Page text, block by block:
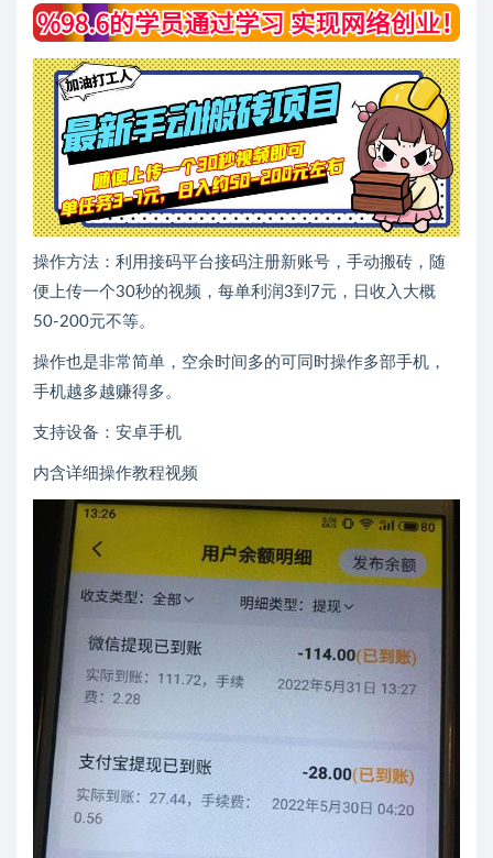
操作方法：利用接码平台接码注册新账号，手动搬砖，随
便上传一个30秒的视频，每单利润3到7元，日收入大概
50-200元不等。
操作也是非常简单，空余时间多的可同时操作多部手机，
手机越多越赚得多。
支持设备：安卓手机
内含详细操作教程视频